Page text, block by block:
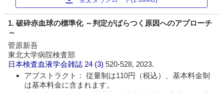
1. 破砕赤血球の標準化 ～判定がばらつく原因へのアプローチ
～
菅原新吾
東北大学病院検査部
日本検査血液学会雑誌 24 (3)520-528, 2023.
アブストラクト： 従量制は110円（税込）、基本料金制
は基本料金に含まれます。